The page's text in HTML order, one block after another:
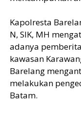
Kapolresta
N, SIK, MH
adanya
kawasan
Barelang
melakukan
Batam.